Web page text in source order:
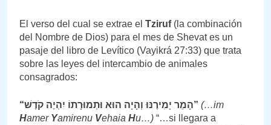
El verso del cual se extrae el Tziruf(la combinación
del Nombre de Dios) para el mes de Shevat es un
pasaje del libro de Levítico (Vayikrá 27:33) que trata
sobre las leyes del intercambio de animales
consagrados:
“ הָמֵר יָמִירֶנּוּ וְהָיָה הוּא וּתְמוּרָתוֹ יִהְיֶה קֹדֶשׁ” (…im
Hamer Yamirenu Vehaia Hu…) “…si llegara a